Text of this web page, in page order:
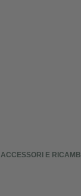
ACCESSORI E RICAMBI